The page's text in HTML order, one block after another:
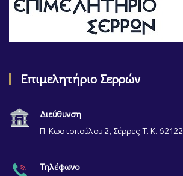
Επιμελητήριο Σερρών
Διεύθυνση
Π. Κωστοπούλου 2, Σέρρες Τ. Κ. 62122
Τηλέφωνο